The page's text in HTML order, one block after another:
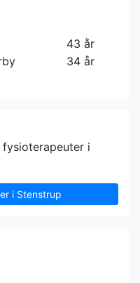
43 år
34 år
fysioterapeuter i
i Stenstrup